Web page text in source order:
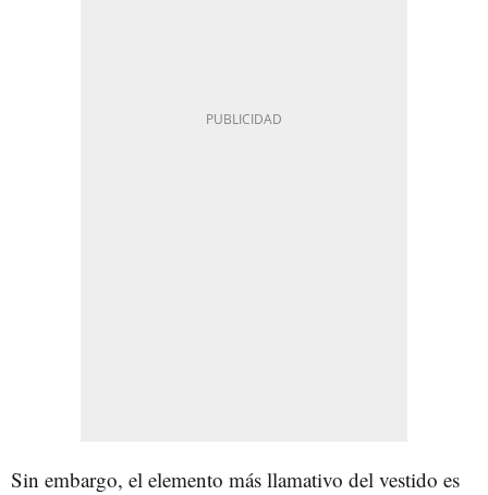
Sin embargo, el elemento más llamativo del vestido es